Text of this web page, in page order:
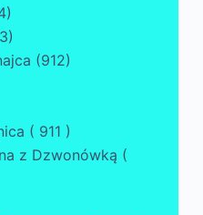
(912)
( 911 )
z Dzwonówką (